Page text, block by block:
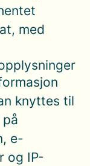
med
knyttes til
e-
og IP-